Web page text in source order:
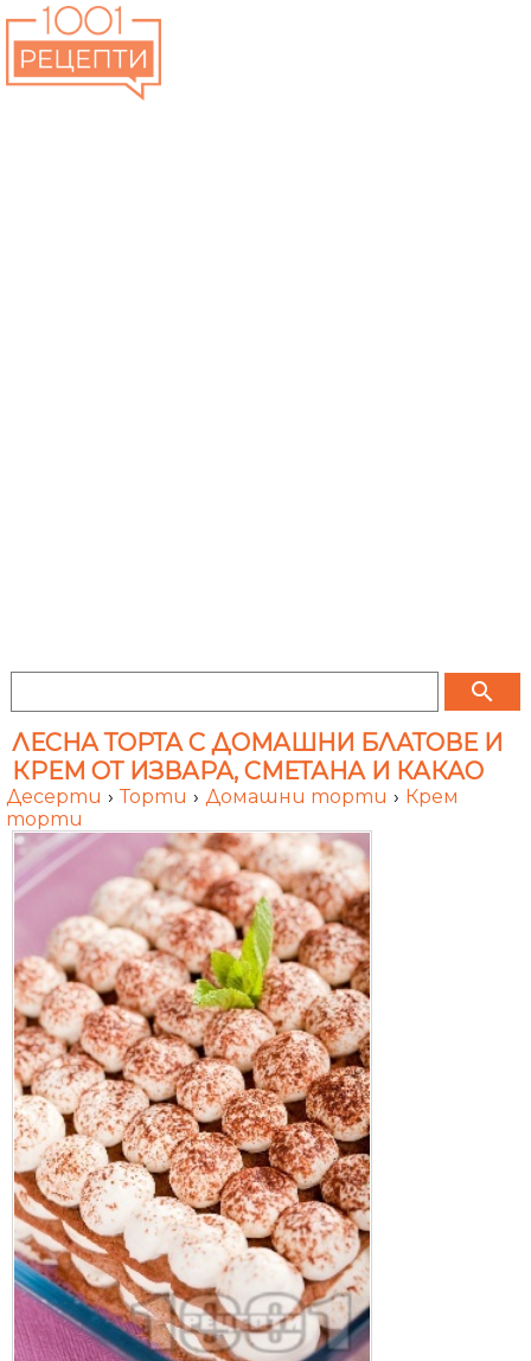
search
ЛЕСНА ТОРТА С ДОМАШНИ БЛАТОВЕ И
КРЕМ ОТ ИЗВАРА, СМЕТАНА И КАКАО
Десерти › Торти › Домашни торти › Крем
торти